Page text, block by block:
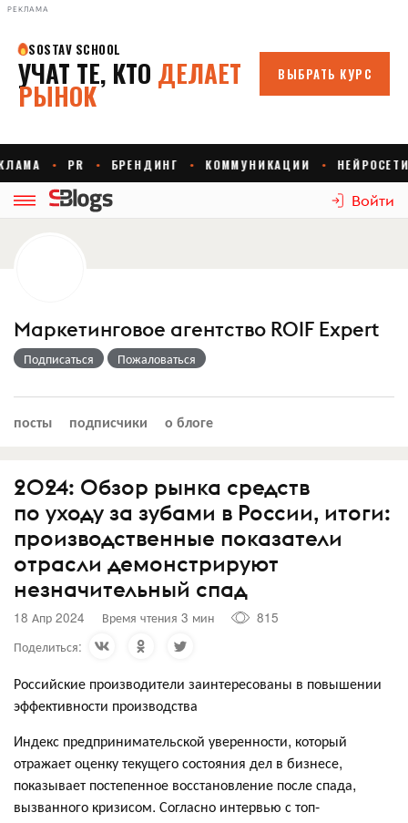
РЕКЛАМА
Войти
Маркетинговое агентство ROIF Expert
Подписаться Пожаловаться
посты подписчики о блоге
2024: Обзор рынка средств
по уходу за зубами в России, итоги:
производственные показатели
отрасли демонстрируют
незначительный спад
18 Апр 2024 Время чтения 3 мин
815
Поделиться:
Российские производители заинтересованы в повышении
эффективности производства
Индекс предпринимательской уверенности, который
отражает оценку текущего состояния дел в бизнесе,
показывает постепенное восстановление после спада,
вызванного кризисом. Согласно интервью с топ-